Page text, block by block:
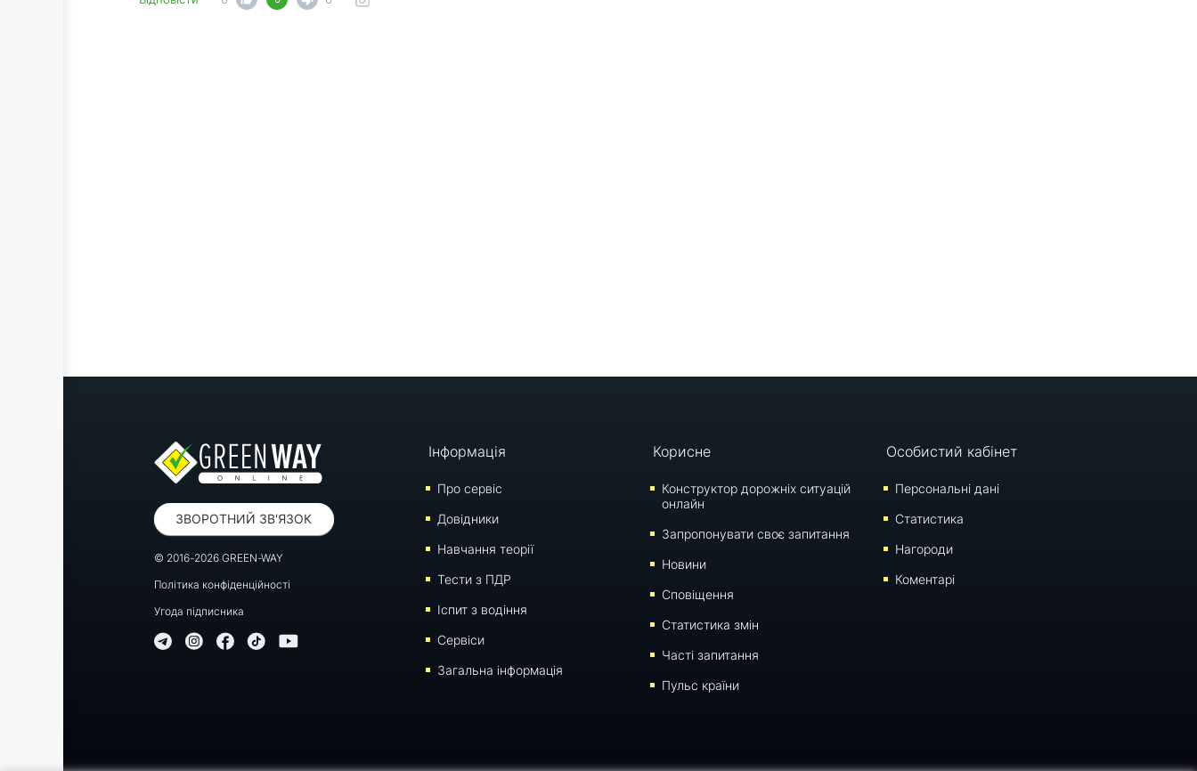
ЗВОРОТНИЙ ЗВ'ЯЗОК
© 2016-2026 GREEN-WAY
Політика конфіденційності
Угода підписника
Інформація
Про сервіс
Довідники
Навчання теорії
Тести з ПДР
Iспит з водіння
Сервіси
Загальна інформація
Корисне
Конструктор дорожніх ситуацій
онлайн
Запропонувати своє запитання
Новини
Сповіщення
Статистика змін
Часті запитання
Пульс країни
Особистий кабінет
Персональні дані
Статистика
Нагороди
Коментарі